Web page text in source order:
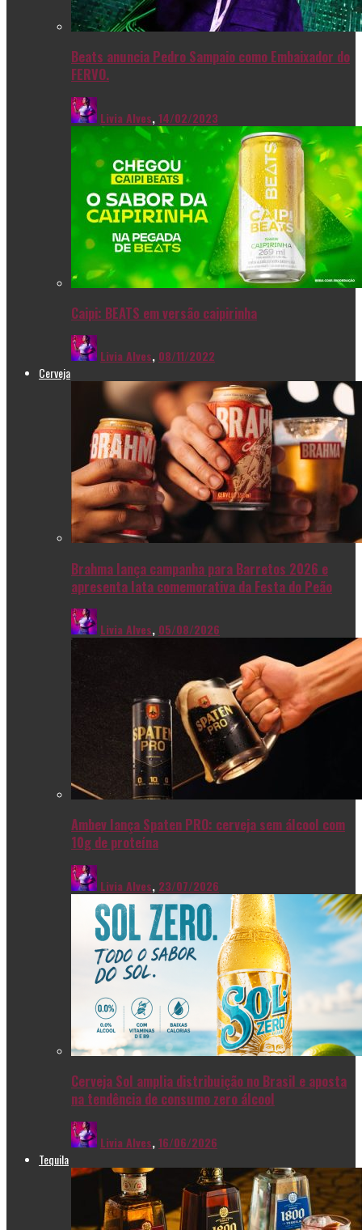
Beats anuncia Pedro Sampaio como Embaixador do
FERVO.
Livia Alves,14/02/2023
Caipi: BEATS em versão caipirinha
Livia Alves, 08/11/2022
Cerveja
Brahma lança campanha para Barretos 2026 e
apresenta lata comemorativa da Festa do Peão
Livia Alves, 05/08/2026
Ambev lança Spaten PRO: cerveja sem álcool com
10g de proteína
Livia Alves, 23/07/2026
Cerveja Sol amplia distribuição no Brasil e aposta
na tendência de consumo zero álcool
Livia Alves,16/06/2026
Tequila